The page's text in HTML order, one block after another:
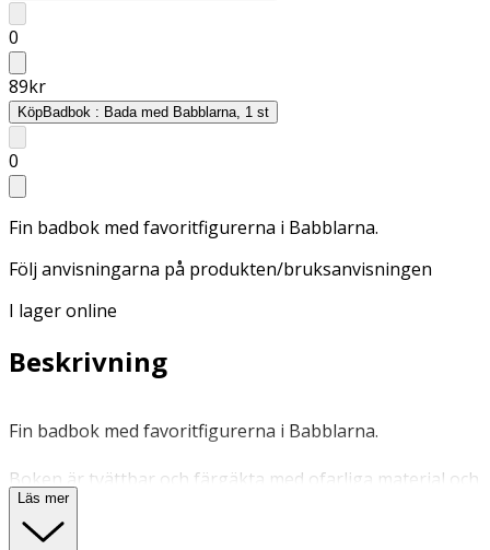
0
89kr
KöpBadbok : Bada med Babblarna, 1 st
0
Fin badbok med favoritfigurerna i Babblarna.
Följ anvisningarna på produkten/bruksanvisningen
I lager online
Beskrivning
Fin badbok med favoritfigurerna i Babblarna.
Boken är tvättbar och färgäkta med ofarliga material och
färger.
Läs mer